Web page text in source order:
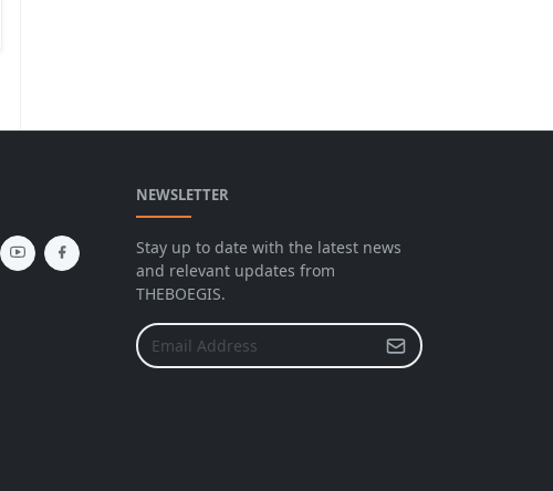
NEWSLETTER
Stay up to date with the latest news
and relevant updates from
THEBOEGIS.